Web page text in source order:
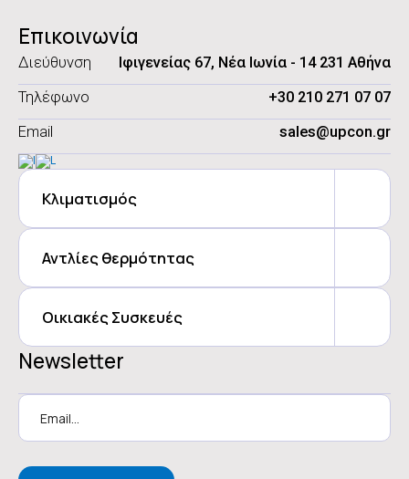
Επικοινωνία
Διεύθυνση
Ιφιγενείας 67, Νέα Ιωνία - 14 231 Αθήνα
Τηλέφωνο
+30 210 271 07 07
Email
sales@upcon.gr
Κλιματισμός
Αντλίες θερμότητας
Οικιακές Συσκευές
Newsletter